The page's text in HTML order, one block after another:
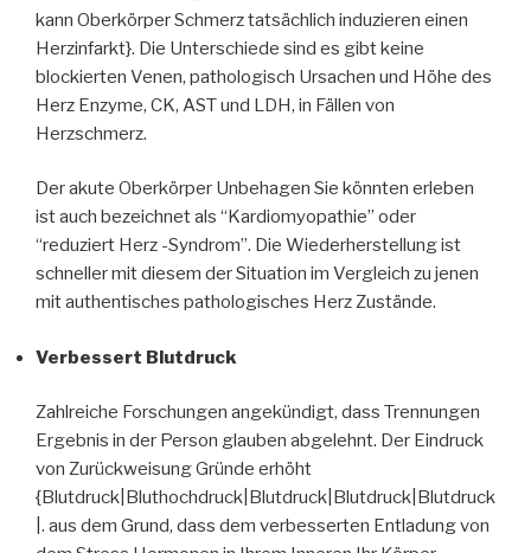
kann Oberkörper Schmerz tatsächlich induzieren einen
Herzinfarkt}. Die Unterschiede sind es gibt keine
blockierten Venen, pathologisch Ursachen und Höhe des
Herz Enzyme, CK, AST und LDH, in Fällen von
Herzschmerz.
Der akute Oberkörper Unbehagen Sie könnten erleben
ist auch bezeichnet als “Kardiomyopathie” oder
“reduziert Herz -Syndrom”. Die Wiederherstellung ist
schneller mit diesem der Situation im Vergleich zu jenen
mit authentisches pathologisches Herz Zustände.
Verbessert Blutdruck
Zahlreiche Forschungen angekündigt, dass Trennungen
Ergebnis in der Person glauben abgelehnt. Der Eindruck
von Zurückweisung Gründe erhöht
{Blutdruck|Bluthochdruck|Blutdruck|Blutdruck|Blutdruck
|. aus dem Grund, dass dem verbesserten Entladung von